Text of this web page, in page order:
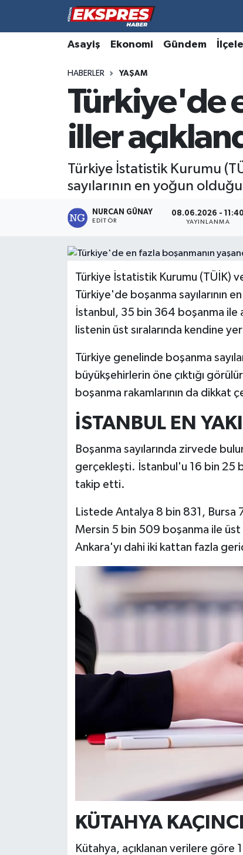
Asayiş Ekonomi Gündem
HABERLER YAŞAM
Türkiye'de
iller
Türkiye İstatistik Kurumu
sayılarının en yoğun
NURCAN GÜNAY
EDITÖR
08.06.2026 - 11:40
YAYINLANMA
Türkiye İstatistik Kurumu (TÜİK)
Türkiye'de boşanma sayılarının
İstanbul, 35 bin 364 boşanma ile
listenin üst sıralarında kendine
Türkiye genelinde boşanma
büyükşehirlerin öne çıktığı
boşanma rakamlarının da dikkat
İSTANBUL EN
Boşanma sayılarında zirvede
gerçekleşti. İstanbul'u 16 bin 25
takip etti.
Listede Antalya 8 bin 831,
Mersin 5 bin 509 boşanma ile üst
Ankara'yı dahi iki kattan fazla
KÜTAHYA
Kütahya, açıklanan verilere göre
Altıntaş
Biyografiler
Çavdarhisar
Domaniç
Dumlupınar
Köşe Yazıları
Kültür Sanat
Rüya Tabirleri
Hava Durumu
Trafik Durumu
Süper Lig Puan Durumu ve Fikstür
Tüm Manşetler
Son Dakika Haberleri
Haber Arşivi